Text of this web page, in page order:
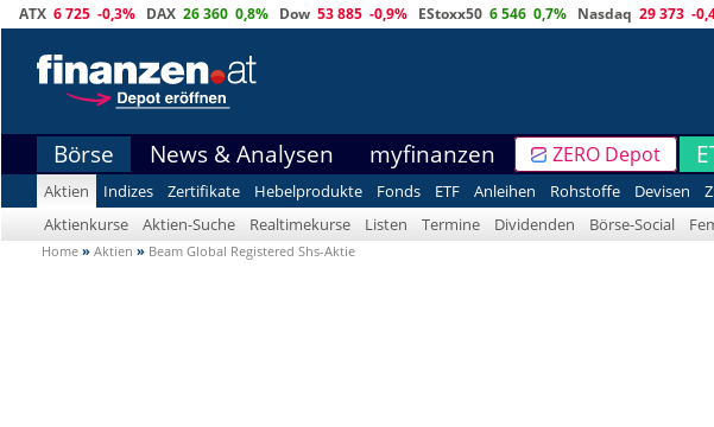
ATX 6 725 -0,3% DAX 26 360 0,8% Dow 53 885 -0,9% EStoxx50 6 546 0,7% Nasdaq 29 373 -
Börse News & Analysen myfinanzen ZERO Depot
Aktien Indizes Zertifikate Hebelprodukte Fonds ETF Anleihen Rohstoffe Devisen
Aktienkurse
Aktien-Suche Realtimekurse Listen Termine Dividenden Börse-Social
Home » Aktien » Beam Global Registered Shs-Aktie